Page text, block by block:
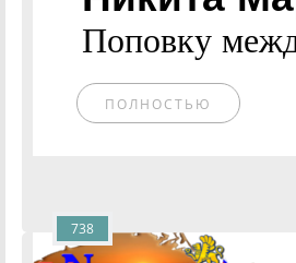
Поповку
ПОЛНОСТЬЮ
738